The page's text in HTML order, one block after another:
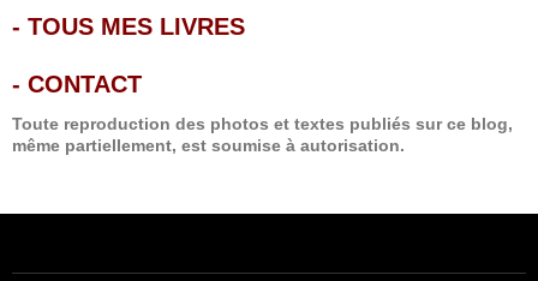
- TOUS MES LIVRES
- CONTACT
Toute reproduction des photos et textes publiés sur ce blog,
même partiellement, est soumise à autorisation.